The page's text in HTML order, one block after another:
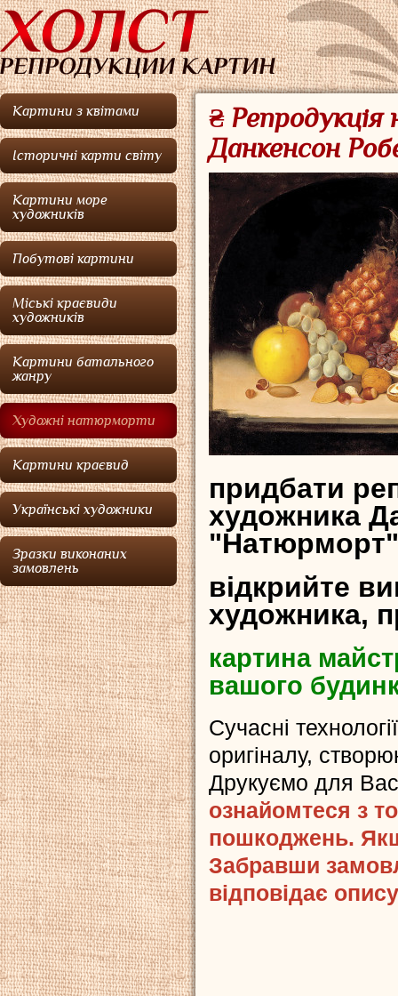
Картини з квітами
Історичні карти світу
Картини море
художників
Побутові картини
Міські краєвиди
художників
Картини батального
жанру
Художні натюрморти
Картини краєвид
Українські художники
Зразки виконаних
замовлень
₴
Данкенсон
придбати
художника
"Натюрморт"
відкрийте
художника,
картина
вашого
Сучасні
оригіналу,
Друкуємо для
ознайомтеся з
пошкоджень.
Забравши
відповідає